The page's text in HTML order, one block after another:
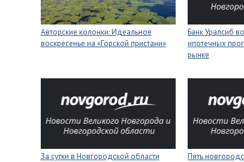
Авторские колонки: Идеальное
воскресенье на «Горской пристани»
Банк Уралсиб
ипотечных
рынке
За сутки в Новгородской области
Пять